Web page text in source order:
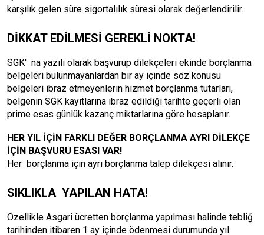
karşılık gelen süre sigortalılık süresi olarak değerlendirilir.
DİKKAT EDİLMESİ GEREKLİ NOKTA!
SGK' na yazılı olarak başvurup dilekçeleri ekinde borçlanma
belgeleri bulunmayanlardan bir ay içinde söz konusu
belgeleri ibraz etmeyenlerin hizmet borçlanma tutarları,
belgenin SGK kayıtlarına ibraz edildiği tarihte geçerli olan
prime esas günlük kazanç miktarlarına göre hesaplanır.
HER YIL İÇİN FARKLI DEĞER BORÇLANMA AYRI DİLEKÇE
İÇİN BAŞVURU ESASI VAR!
Her borçlanma için ayrı borçlanma talep dilekçesi alınır.
SIKLIKLA YAPILAN HATA!
Özellikle Asgari ücretten borçlanma yapılması halinde tebliğ
tarihinden itibaren 1 ay içinde ödenmesi durumunda yıl